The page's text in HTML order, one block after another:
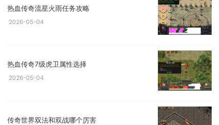
热血传奇流星火雨任务攻略
2026-05-04
热血传奇7级虎卫属性选择
2026-05-04
传奇世界双法和双战哪个厉害